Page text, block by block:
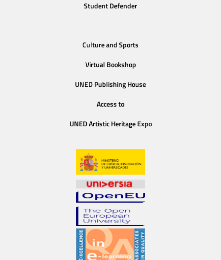
Student Defender
Culture and Sports
Virtual Bookshop
UNED Publishing House
Access to
UNED Artistic Heritage Expo